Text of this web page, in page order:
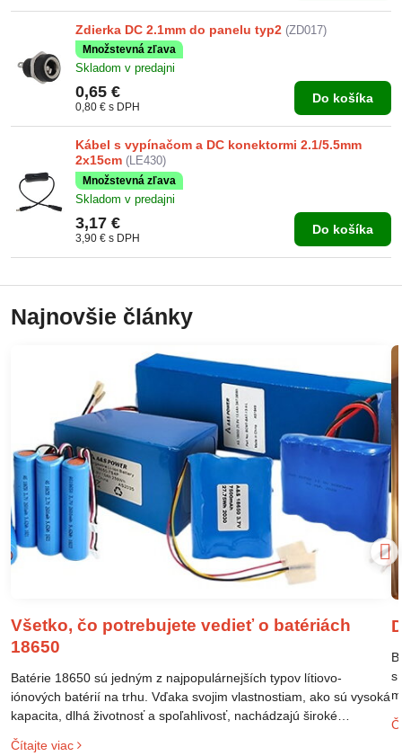
Zdierka DC 2.1mm do panelu typ2 (ZD017)
Množstevná zľava
Skladom v predajni
0,65 €
0,80 € s DPH
Do košíka
Kábel s vypínačom a DC konektormi 2.1/5.5mm
2x15cm (LE430)
Množstevná zľava
Skladom v predajni
3,17 €
3,90 € s DPH
Do košíka
Najnovšie články
Všetko, čo potrebujete vedieť o batériách
18650
Batérie 18650 sú jedným z najpopulárnejších typov lítiovo-
iónových batérií na trhu. Vďaka svojim vlastnostiam, ako sú vysoká
kapacita, dlhá životnosť a spoľahlivosť, nachádzajú široké
po elektrické vozidlá. Pochopenie ich delenia, označovania a
Čítajte viac